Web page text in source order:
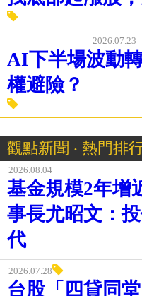
今天追飆股、
找底部起漲股
AI下半場波動
觀點新聞 ‧ 熱門排
2026.08.04
基金規模2年增
事長尤昭文：
代